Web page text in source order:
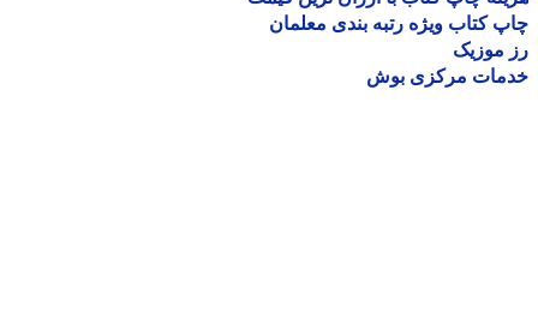
کتاب ویژه رتبه بندی معلمان
موزیک
مرکزی بوش